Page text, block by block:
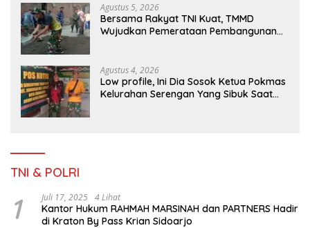
Agustus 5, 2026
Bersama Rakyat TNI Kuat, TMMD
Wujudkan Pemerataan Pembangunan
Agustus 4, 2026
Low profile, Ini Dia Sosok Ketua Pokmas
Kelurahan Serengan Yang Sibuk Saat
TNI & POLRI
1 Juli 17, 2025 4 Lihat
Kantor Hukum RAHMAH MARSINAH dan PARTNERS Hadir
di Kraton By Pass Krian Sidoarjo